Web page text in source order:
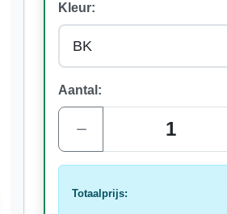
Kleur:
Aantal:
Totaalprijs: